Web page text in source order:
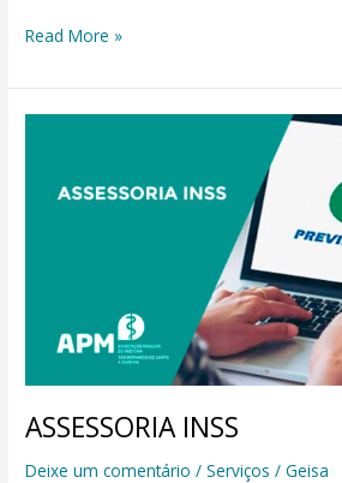
Read More »
ASSESSORIA INSS
Deixe um comentário /Serviços /Geisa